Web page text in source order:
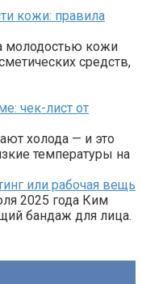
кожи: правила
молодостью кожи
средств,
чек-лист от
холода — и это
температуры на
или рабочая вещь
2025 года Ким
бандаж для лица.